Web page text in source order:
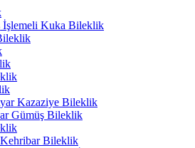
İşlemeli Kuka Bileklik
Kazaziye Bileklik
Gümüş Bileklik
Bileklik